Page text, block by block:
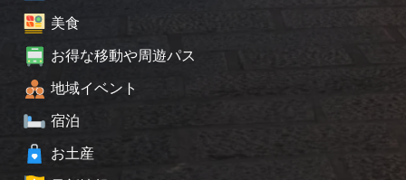
美食
お得な移動や周遊パス
地域イベント
宿泊
お土産